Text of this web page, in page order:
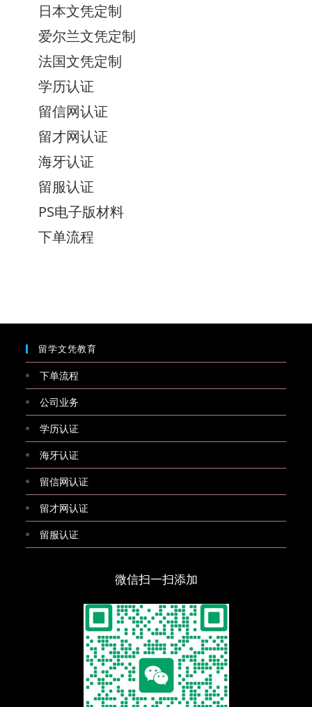
日本文凭定制
爱尔兰文凭定制
法国文凭定制
学历认证
留信网认证
留才网认证
海牙认证
留服认证
PS电子版材料
下单流程
留学文凭教育
下单流程
公司业务
学历认证
海牙认证
留信网认证
留才网认证
留服认证
微信扫一扫添加